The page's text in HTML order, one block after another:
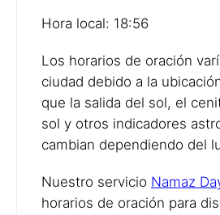
Hora local: 18:56
Los horarios de oración
ciudad debido a la
que la salida del sol, el
sol y otros indicadores
cambian dependiendo del
Nuestro servicio Namaz
horarios de oración para